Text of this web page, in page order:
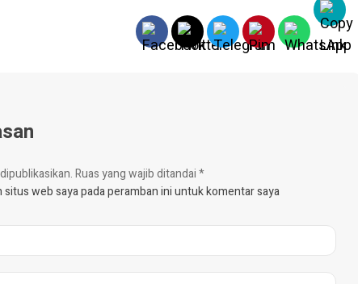
Ruas yang wajib ditandai*
situs web saya pada peramban ini untuk komentar saya